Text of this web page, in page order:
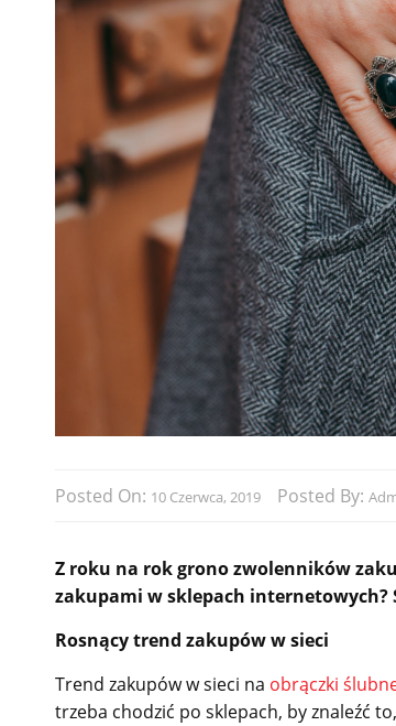
Posted On: 10 Czerwca, 2019 Posted By:
Z roku na rok grono zwolenników
zakupami w sklepach internetowych?
Rosnący trend zakupów w sieci
Trend zakupów w sieci na obrączki
trzeba chodzić po sklepach, by znaleźć